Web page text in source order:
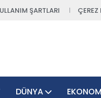
ŞARTLARI ÇEREZ
DÜNYA